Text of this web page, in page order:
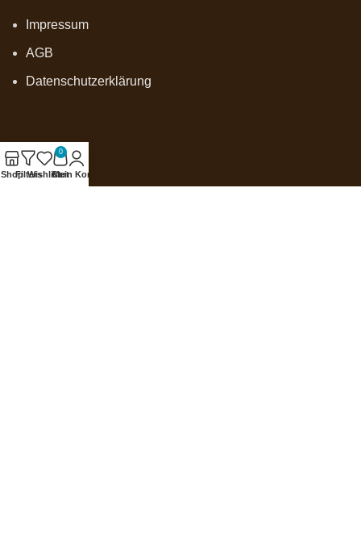
Impressum
AGB
Datenschutzerklärung
Onlineshop
ShopFiltersWishlist
0
Cart
Mein Konto